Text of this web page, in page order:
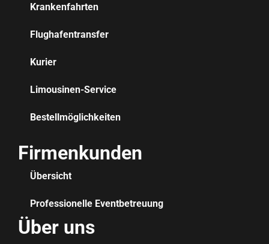
Krankenfahrten
Flughafentransfer
Kurier
Limousinen-Service
Bestellmöglichkeiten
Firmenkunden
Übersicht
Professionelle Eventbetreuung
Über uns